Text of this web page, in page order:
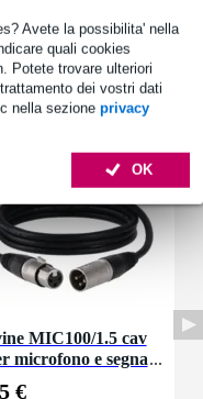
Avete la possibilita' nella
quali cookies
Potete trovare ulteriori
dei vostri dati
nella sezione privacy
OK
MIC100/1.5 cav
microfono e segna
€